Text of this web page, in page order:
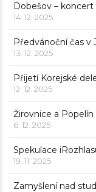
Dobešov –
14. 12. 2025
Předvánoční čas v
13. 12. 2025
Přijetí Korejské
12. 12. 2025
Žirovnice a
6. 12. 2025
Spekulace
19. 11. 2025
Zamyšlení nad